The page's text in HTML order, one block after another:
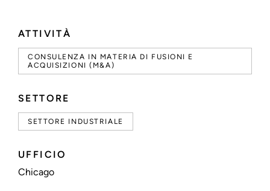
ATTIVITÀ
CONSULENZA IN MATERIA DI FUSIONI E
ACQUISIZIONI (M&A)
SETTORE
SETTORE INDUSTRIALE
UFFICIO
Chicago